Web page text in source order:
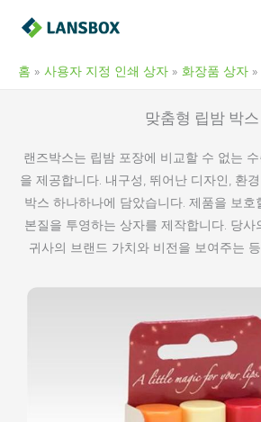
홈 사용자 지정 인쇄 상자 화장품 상자
맞춤형 립밤 박스
랜즈박스는 립밤 포장에 비교할 수 없는
을 제공합니다. 내구성, 뛰어난 디자인, 환
박스 하나하나에 담았습니다. 제품을 보호
본질을 투영하는 상자를 제작합니다. 당
귀사의 브랜드 가치와 비전을 보여주는